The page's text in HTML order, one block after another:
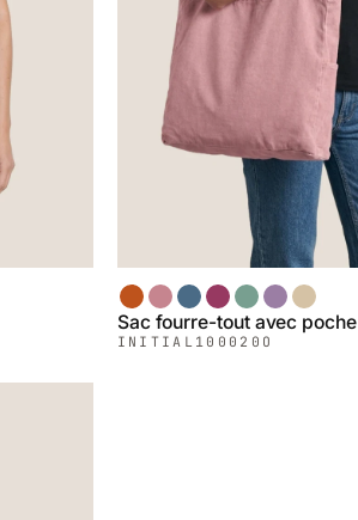
Terracotta
Rose 500C
JeansFramboise
Sauge
LilasIvoire
Sac fourre-tout avec poche
INITIAL 100020O